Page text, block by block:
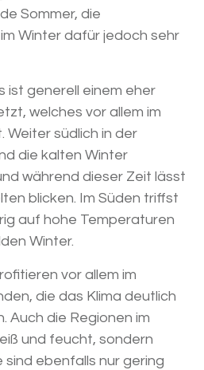
Sommer, die
Winter dafür jedoch sehr
ist generell einem eher
welches vor allem im
Weiter südlich in der
die kalten Winter
während dieser Zeit lässt
blicken. Im Süden triffst
auf hohe Temperaturen
Winter.
vor allem im
die das Klima deutlich
Auch die Regionen im
und feucht, sondern
sind ebenfalls nur gering